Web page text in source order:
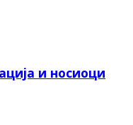
и носиоци